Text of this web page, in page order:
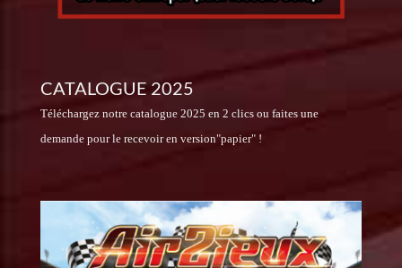
CATALOGUE 2025
Téléchargez notre catalogue 2025 en 2 clics ou faites une
demande pour le recevoir en version"papier" !